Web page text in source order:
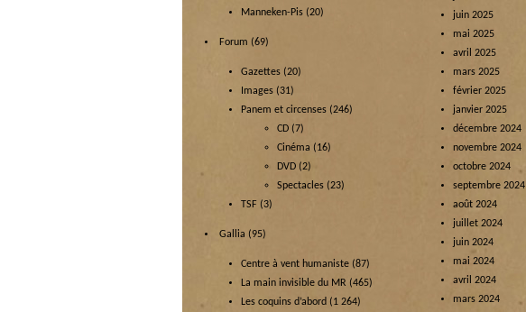
Manneken-Pis (20)
Forum (69)
Gazettes (20)
Images (31)
Panem et circenses (246)
CD (7)
Cinéma (16)
DVD (2)
Spectacles (23)
TSF (3)
Gallia (95)
Centre à vent humaniste (87)
La main invisible du MR (465)
Les coquins d’abord (1 264)
juin 2025
mai 2025
avril 2025
mars 2025
février 2025
janvier 2025
décembre 2024
novembre 2024
octobre 2024
septembre 2024
août 2024
juillet 2024
juin 2024
mai 2024
avril 2024
mars 2024